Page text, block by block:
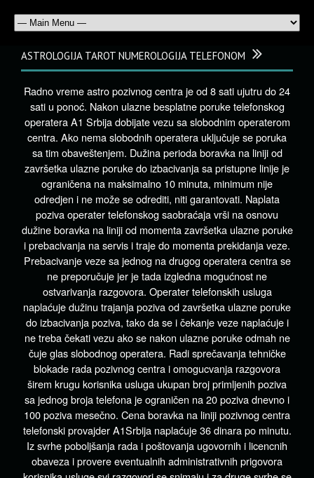
ASTROLOGIJA TAROT NUMEROLOGIJA TELEFONOM
Radno vreme astro pozivnog centra je od 8 sati ujutru do 24
sati u ponoć. Nakon ulazne besplatne poruke telefonskog
operatera A1 Srbija dobijate vezu sa slobodnim operaterom
centra. Ako nema slobodnih operatera uključuje se poruka
sa tim obaveštenjem. Dužina perioda boravka na liniji od
završetka ulazne poruke do izbacivanja sa pristupne linije je
ograničena na maksimalno 10 minuta, minimum nije
odredjen i ne može se odrediti, niti garantovati. Naplata
poziva operater telefonskog saobraćaja vrši na osnovu
dužine boravka na liniji od momenta završetka ulazne poruke
i prebacivanja na servis i traje do momenta prekidanja veze.
Prebacivanje veze sa jednog na drugog operatera centra se
ne preporučuje jer je tada izgledna mogućnost ne
ostvarivanja razgovora. Operater telefonskih usluga
naplaćuje dužinu trajanja poziva od završetka ulazne poruke
do izbacivanja poziva, tako da se i čekanje veze naplaćuje i
ne treba čekati vezu ako se nakon ulazne poruke odmah ne
čuje glas slobodnog operatera. Radi sprečavanja tehničke
blokade rada pozivnog centra i omogucvanja razgovora
širem krugu korisnika usluga ukupan broj primljenih poziva
sa jednog broja telefona je ograničen na 20 poziva dnevno i
100 poziva mesečno. Cena boravka na liniji pozivnog centra
telefonski provajder A1Srbija naplaćuje 36 dinara po minutu.
Iz svrhe poboljšanja rada i poštovanja ugovornih i licencnih
obaveza i provere eventualnih administrativnih prigovora